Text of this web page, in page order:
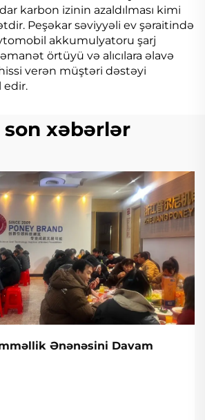
karbon izinin azaldılması kimi
Peşəkar səviyyəli ev şəraitində
akkumulyatoru şarj
örtüyü və alıcılara əlavə
verən müştəri dəstəyi
edir.
xəbərlər
Ənənəsini Davam